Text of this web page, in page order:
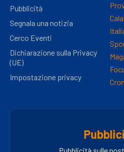
Pubblicità
Segnala una notizia
Cerco Eventi
Dichiarazione sulla Privacy
(UE)
Impostazione privacy